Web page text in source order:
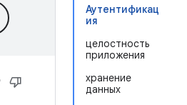
Аутентификац
ия
целостность
приложения
хранение
данных